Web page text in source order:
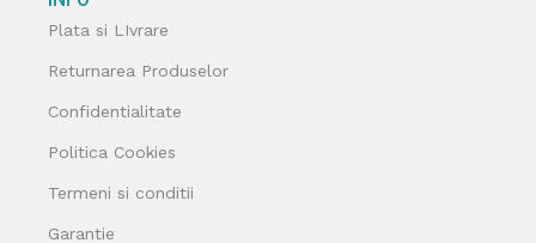
Plata si LIvrare
Returnarea Produselor
Confidentialitate
Politica Cookies
Termeni si conditii
Garantie